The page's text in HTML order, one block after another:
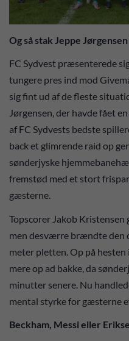
Og så stak Jeppe
FC Sydvest præsenterede
tungere pres ind mod
sig fint ud af de fleste
Jørgensen, der havde fået
af FC Sydvests bedste
back et glimrende raid op
sønderjyske
fremstød med et stort
gæsterne.
Topscorer Jakob
men desværre brændte den
meter pletten. Op på
mere op ad bakke, da
minutter senere. Nu
mental styrke for gæsterne
Beckham, Messi eller